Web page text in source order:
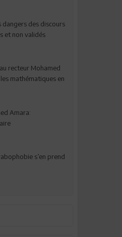
dangers des discours
et non validés
recteur Mohamed
mathématiques en
Amara:
s’en prend